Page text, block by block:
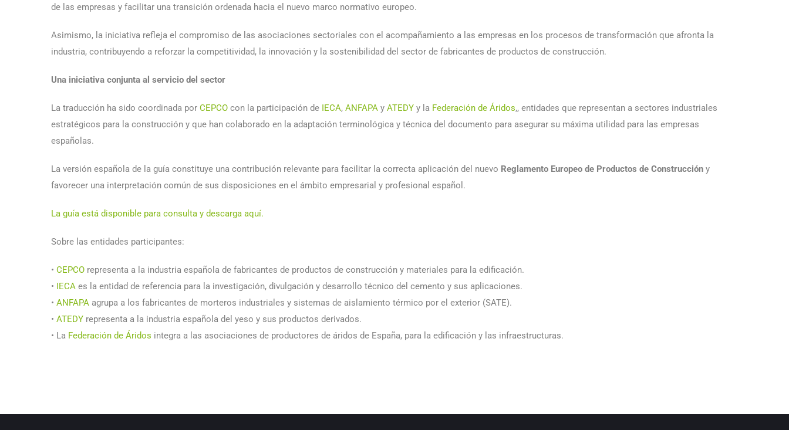
de las empresas y facilitar una transición ordenada hacia el nuevo marco normativo europeo.
Asimismo, la iniciativa refleja el compromiso de las asociaciones sectoriales con el acompañamiento a las empresas en los procesos de transformación que afronta la
industria, contribuyendo a reforzar la competitividad, la innovación y la sostenibilidad del sector de fabricantes de productos de construcción.
Una iniciativa conjunta al servicio del sector
La traducción ha sido coordinada por CEPCO con la participación de IECA, ANFAPA y ATEDY y la Federación de Áridos,, entidades que representan a sectores industriales
estratégicos para la construcción y que han colaborado en la adaptación terminológica y técnica del documento para asegurar su máxima utilidad para las empresas
españolas.
La versión española de la guía constituye una contribución relevante para facilitar la correcta aplicación del nuevo Reglamento Europeo de Productos de Construcción y
favorecer una interpretación común de sus disposiciones en el ámbito empresarial y profesional español.
La guía está disponible para consulta y descarga aquí.
Sobre las entidades participantes:
• CEPCO representa a la industria española de fabricantes de productos de construcción y materiales para la edificación.
• IECA es la entidad de referencia para la investigación, divulgación y desarrollo técnico del cemento y sus aplicaciones.
• ANFAPA agrupa a los fabricantes de morteros industriales y sistemas de aislamiento térmico por el exterior (SATE).
• ATEDY representa a la industria española del yeso y sus productos derivados.
• La Federación de Áridos integra a las asociaciones de productores de áridos de España, para la edificación y las infraestructuras.